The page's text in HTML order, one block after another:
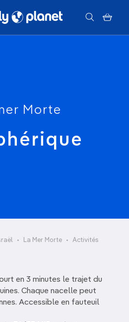
Morte
La Mer Morte
Activités
en 3 minutes le trajet du
Chaque nacelle peut
Accessible en fauteuil